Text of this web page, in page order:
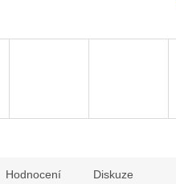
Hodnocení Diskuze